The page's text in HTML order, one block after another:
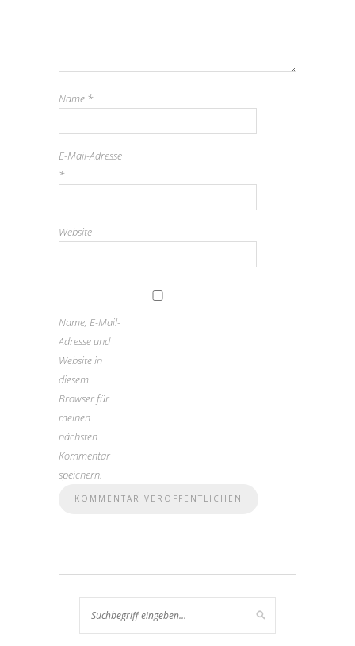
Name *
E-Mail-Adresse
*
Website
Name, E-Mail-
Adresse und
Website in
diesem
Browser für
meinen
nächsten
Kommentar
speichern.